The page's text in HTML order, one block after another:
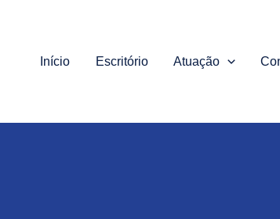
Início Escritório Atuação